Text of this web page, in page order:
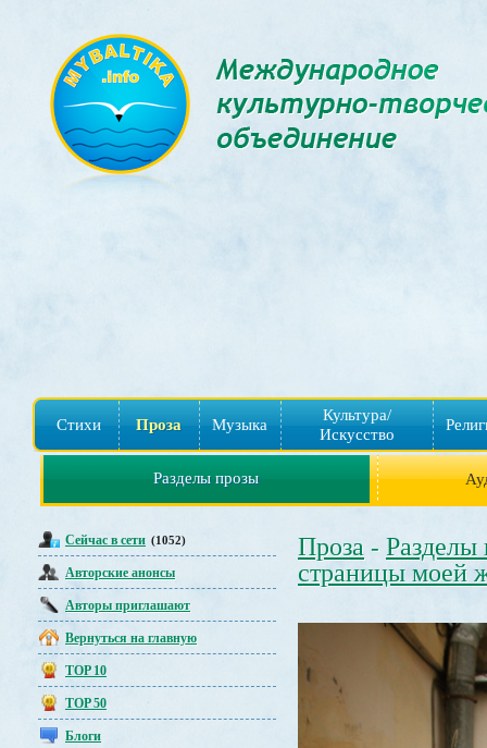
Стихи Проза Музыка
Культура/
Искусство
Разделы прозы
Сейчас в сети (1052)
Авторские анонсы
Авторы приглашают
Вернуться на главную
TOP 10
TOP 50
Блоги
Проза - Разделы
страницы моей